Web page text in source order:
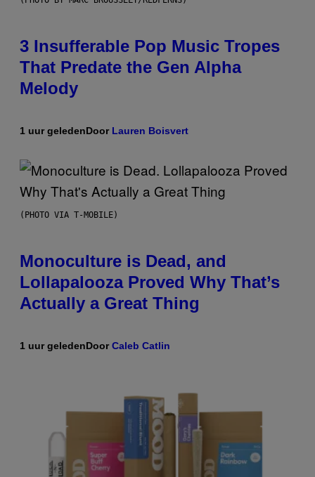
3 Insufferable Pop Music Tropes
That Predate the Gen Alpha
Melody
1 uur geledenDoor Lauren Boisvert
(PHOTO VIA T-MOBILE)
Monoculture is Dead, and
Lollapalooza Proved Why That’s
Actually a Great Thing
1 uur geledenDoorCaleb Catlin